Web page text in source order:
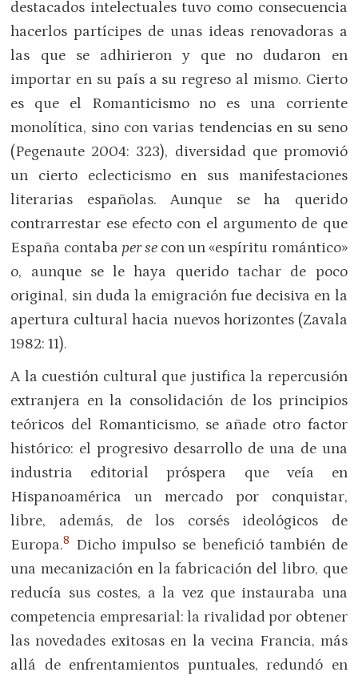
destacados intelectuales tuvo como consecuencia
hacerlos partícipes de unas ideas renovadoras a
las que se adhirieron y que no dudaron en
importar en su país a su regreso al mismo. Cierto
es que el Romanticismo no es una corriente
monolítica, sino con varias tendencias en su seno
(Pegenaute 2004: 323), diversidad que promovió
un cierto eclecticismo en sus manifestaciones
literarias españolas. Aunque se ha querido
contrarrestar ese efecto con el argumento de que
España contaba per secon un «espíritu romántico»
o, aunque se le haya querido tachar de poco
original, sin duda la emigración fue decisiva en la
apertura cultural hacia nuevos horizontes (Zavala
1982: 11).
A la cuestión cultural que justifica la repercusión
extranjera en la consolidación de los principios
teóricos del Romanticismo, se añade otro factor
histórico: el progresivo desarrollo de una de una
industria editorial próspera que veía en
Hispanoamérica un mercado por conquistar,
libre, además, de los corsés ideológicos de
Europa.8
Dicho impulso se benefició también de
una mecanización en la fabricación del libro, que
reducía sus costes, a la vez que instauraba una
competencia empresarial: la rivalidad por obtener
las novedades exitosas en la vecina Francia, más
allá de enfrentamientos puntuales, redundó en